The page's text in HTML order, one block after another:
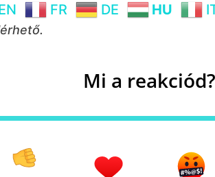
FR DE HU
Mi a reakciód?